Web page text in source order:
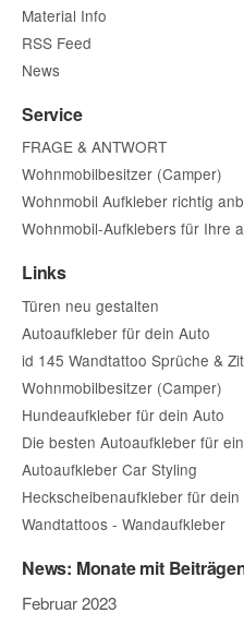
Material Info
RSS Feed
News
Service
FRAGE & ANTWORT
Wohnmobilbesitzer (Camper)
Wohnmobil Aufkleber richtig
Wohnmobil-Aufklebers für Ihre
Links
Türen neu gestalten
Autoaufkleber für dein Auto
id 145 Wandtattoo Sprüche &
Wohnmobilbesitzer (Camper)
Hundeaufkleber für dein Auto
Die besten Autoaufkleber für
Autoaufkleber Car Styling
Heckscheibenaufkleber für dein
Wandtattoos - Wandaufkleber
News: Monate mit
Februar 2023